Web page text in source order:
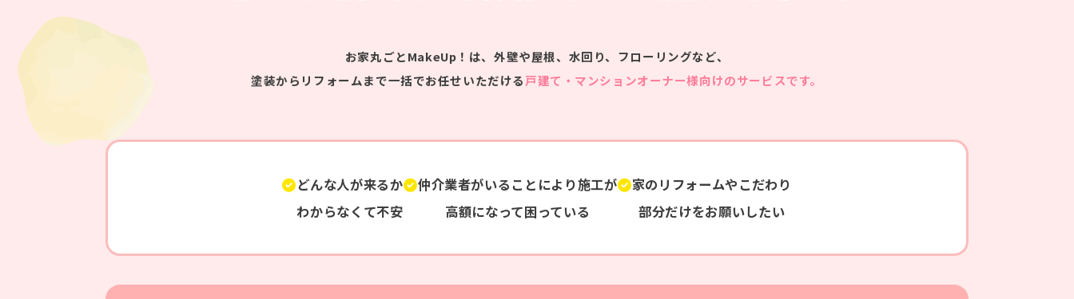
お家丸ごとMakeUp！は、外壁や屋根、水回り、フローリングなど、
塗装からリフォームまで一括でお任せいただける戸建て・マンションオーナー様向けのサービスです。
どんな人が来るか
わからなくて不安
仲介業者がいることにより施工が
高額になって困っている
家のリフォームやこだわり
部分だけをお願いしたい